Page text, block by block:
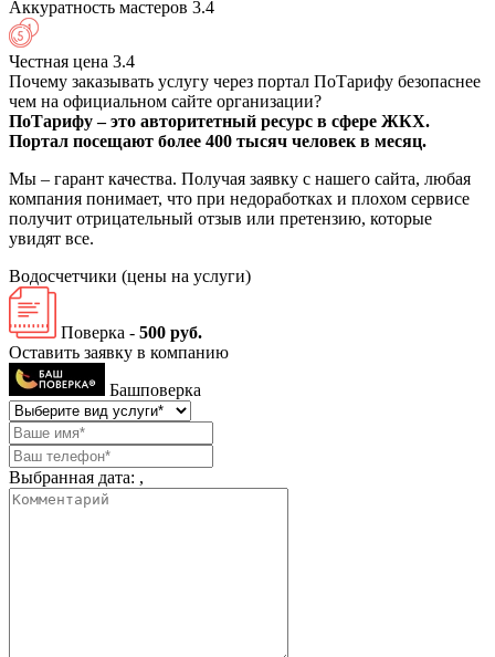
Аккуратность мастеров 3.4
Честная цена 3.4
Почему заказывать услугу через портал ПоТарифу безопаснее
чем на официальном сайте организации?
ПоТарифу – это авторитетный ресурс в сфере ЖКХ.
Портал посещают более 400 тысяч человек в месяц.
Мы – гарант качества. Получая заявку с нашего сайта, любая
компания понимает, что при недоработках и плохом сервисе
получит отрицательный отзыв или претензию, которые
увидят все.
Водосчетчики (цены на услуги)
Поверка - 500 руб.
Оставить заявку в компанию
Башповерка
Выбранная дата: ,